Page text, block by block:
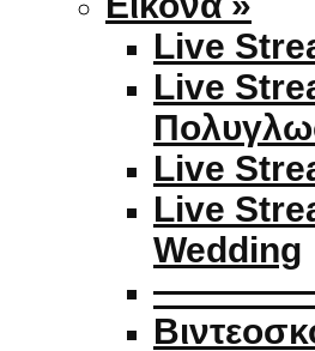
Live
Live
Live
Live
Wedding